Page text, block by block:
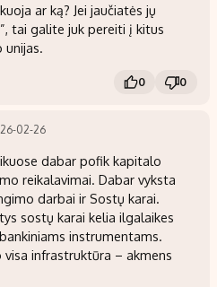
ar ką? Jei jaučiatės jų
tai galite juk pereiti į kitus
unijas.
0 0
02-26
dabar pofik kapitalo
reikalavimai. Dabar vyksta
darbai ir Sostų karai.
sostų karai kelia ilgalaikes
instrumentams.
visa infrastruktūra – akmens